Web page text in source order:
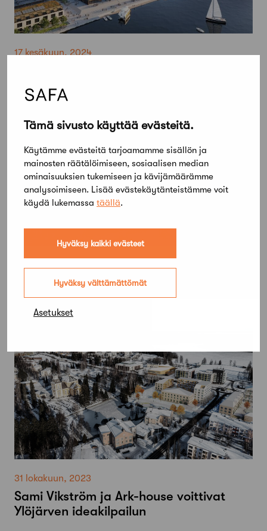
Tämä sivusto käyttää evästeitä.
Käytämme evästeitä tarjoamamme sisällön ja
mainosten räätälöimiseen, sosiaalisen median
ominaisuuksien tukemiseen ja kävijämäärämme
analysoimiseen. Lisää evästekäytänteistämme voit
käydä lukemassa täällä.
Hyväksy kaikki evästeet
Hyväksy välttämättömät
Asetukset
17 kesäkuun, 2024
kilpailun voitti Sigge Arkkitehdit
24 huhtikuun, 2024
Arco voitti Leppävaaran keskuksen
yleisen kilpailun
31 lokakuun, 2023
Sami Vikström ja Ark-house voittivat
Ylöjärven ideakilpailun